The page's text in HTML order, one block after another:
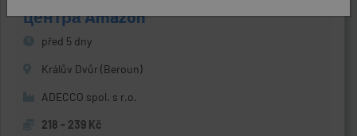
центра Amazon
před 5 dny
Králův Dvůr (Beroun)
ADECCO spol. s r.o.
218 - 239 Kč